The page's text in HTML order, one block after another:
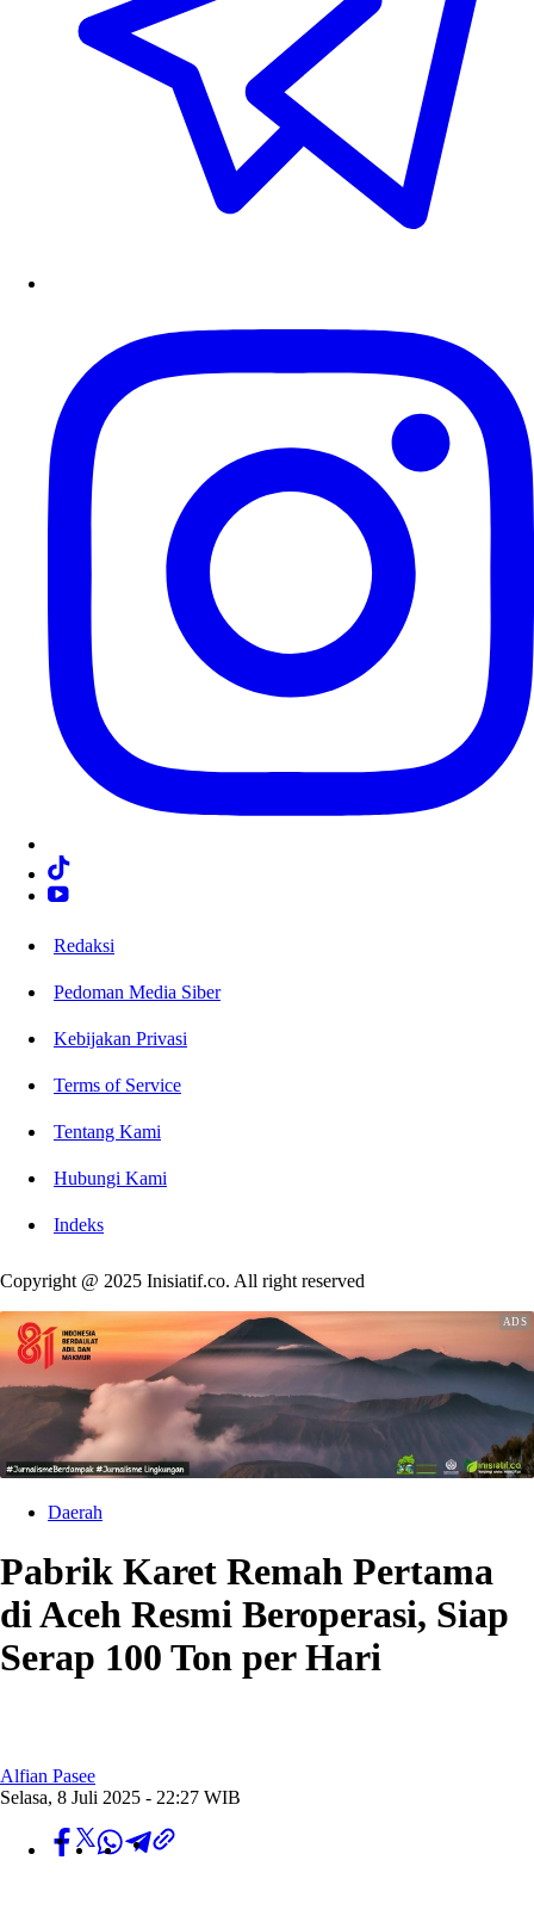
Redaksi
Pedoman Media Siber
Kebijakan Privasi
Terms of Service
Tentang Kami
Hubungi Kami
Indeks
Copyright @ 2025 Inisiatif.co. All right reserved
Daerah
Pabrik Karet Remah Pertama
di Aceh Resmi Beroperasi, Siap
Serap 100 Ton per Hari
Alfian Pasee
Selasa, 8 Juli 2025 - 22:27 WIB